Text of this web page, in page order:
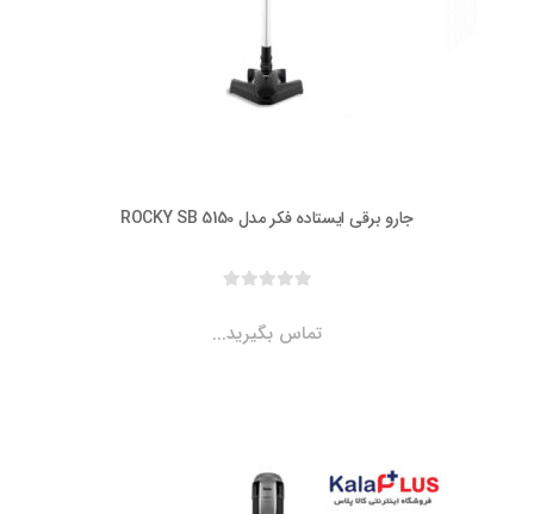
جارو برقی ایستاده فکر مدل ROCKY SB 5150
تماس بگیرید...